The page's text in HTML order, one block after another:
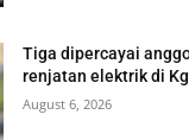
Tiga dipercayai
renjatan elektrik di
August 6, 2026